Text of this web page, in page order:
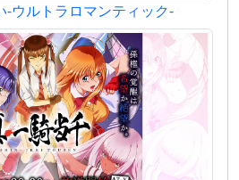
-ウルトラロマンティック-